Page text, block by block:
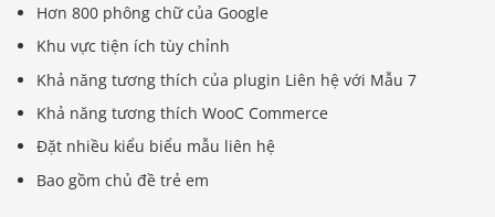
Hơn 800 phông chữ của Google
Khu vực tiện ích tùy chỉnh
Khả năng tương thích của plugin Liên hệ với Mẫu 7
Khả năng tương thích WooC Commerce
Đặt nhiều kiểu biểu mẫu liên hệ
Bao gồm chủ đề trẻ em